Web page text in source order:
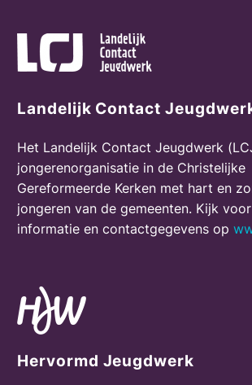
Landelijk Contact
Het Landelijk Contact Jeugdwerk
jongerenorganisatie in de Christelijke
Gereformeerde Kerken met hart en
jongeren van de gemeenten. Kijk
informatie en contactgegevens op
Hervormd Jeugdwerk